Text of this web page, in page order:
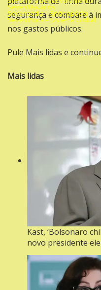
segurança e combate à
nos gastos públicos.
Pule Mais lidas e
Mais lidas
Kast, ‘Bolsonaro
novo presidente
Seven Usuários
Sevenpédia – Enciclopédia
Seven Ports – Sistema Global